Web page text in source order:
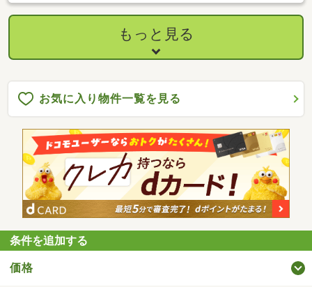
もっと見る
お気に入り物件一覧を見る
条件を追加する
価格